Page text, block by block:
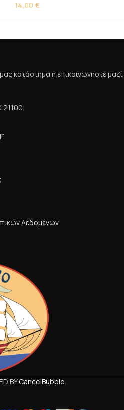
14,00 €
κατάστημα ή επικοινωνήστε μαζί
21100.
Δεδομένων
BYCancelBubble.